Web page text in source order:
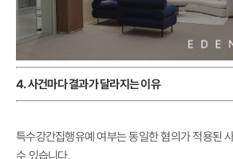
4. 사건마다 결과가 달라지는 이유
특수강간집행유예 여부는 동일한 혐의가 적용된
수 있습니다.